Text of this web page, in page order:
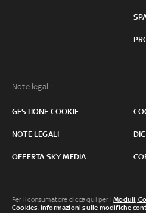
Note legali:
GESTIONE COOKIE
NOTE LEGALI
OFFERTA SKY MEDIA
Per il consumatore clicca qui per iModuli,
Cookies, informazioni sulle modifiche